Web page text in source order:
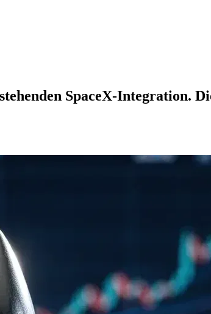
SpaceX-Integration.